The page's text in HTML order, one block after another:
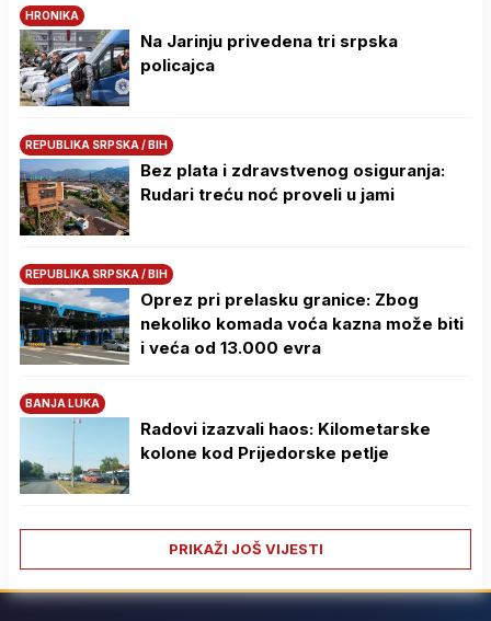
HRONIKA
Na Јarinju privedena tri srpska
policajca
REPUBLIKA SRPSKA / BIH
Bez plata i zdravstvenog osiguranja:
Rudari treću noć proveli u jami
REPUBLIKA SRPSKA / BIH
Oprez pri prelasku granice: Zbog
nekoliko komada voća kazna može biti
i veća od 13.000 evra
BANJA LUKA
Radovi izazvali haos: Kilometarske
kolone kod Prijedorske petlje
PRIKAŽI JOŠ VIJESTI